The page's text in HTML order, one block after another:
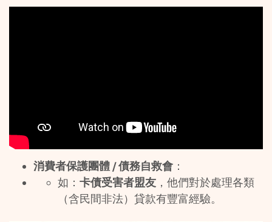
消費者保護團體 / 債務自救會 ：
如： 卡債受害者盟友 ，他們對於處理各類
（含民間非法）貸款有豐富經驗。